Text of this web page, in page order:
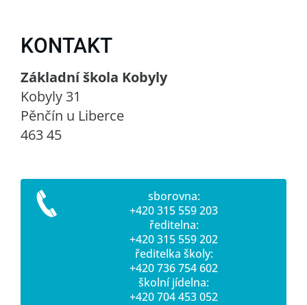
KONTAKT
Základní škola Kobyly
Kobyly 31
Pěnčín u Liberce
463 45
sborovna:
+420 315 559 203
ředitelna:
+420 315 559 202
ředitelka školy:
+420 736 754 602
školní jídelna:
+420 704 453 052